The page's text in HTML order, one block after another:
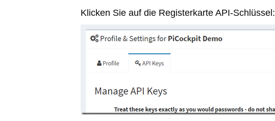
Klicken Sie auf die Registerkarte API-Schlüssel: